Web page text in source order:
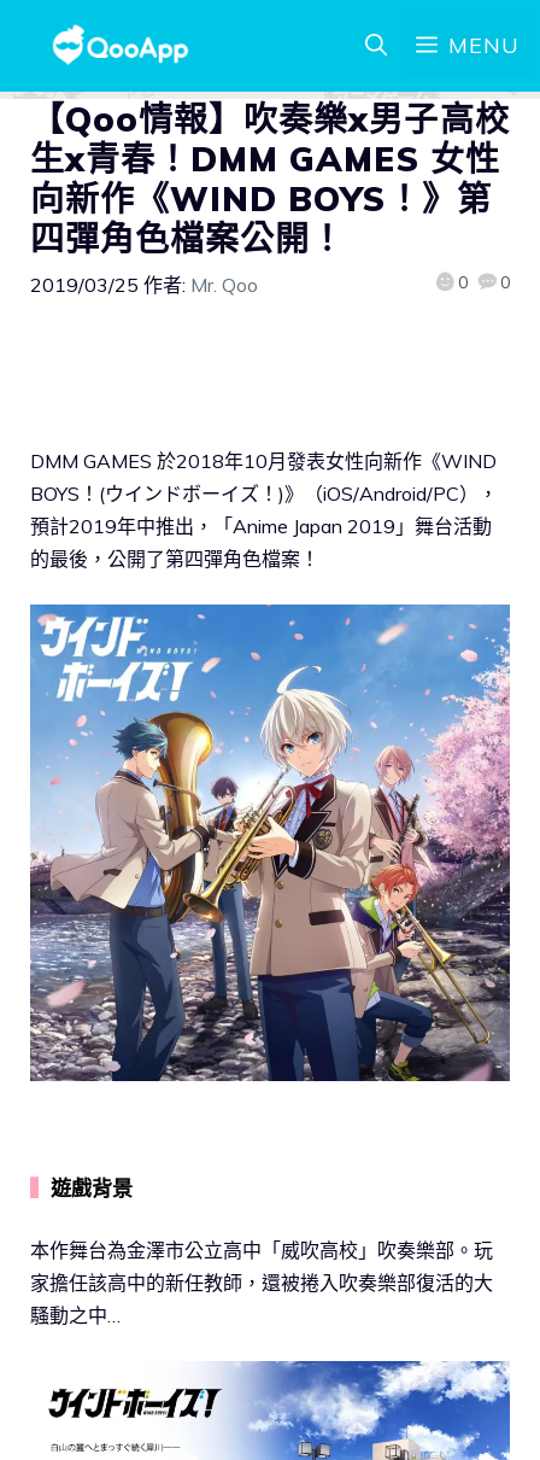
MENU
【Qoo情報】吹奏樂x男子高校
生x青春！DMM GAMES 女性
向新作《WIND BOYS！》第
四彈角色檔案公開！
2019/03/25 作者: Mr. Qoo 0 0
DMM GAMES 於2018年10月發表女性向新作《WIND
BOYS！(ウインドボーイズ！)》（iOS/Android/PC），
預計2019年中推出，「Anime Japan 2019」舞台活動
的最後，公開了第四彈角色檔案！
遊戲背景
本作舞台為金澤市公立高中「威吹高校」吹奏樂部。玩
家擔任該高中的新任教師，還被捲入吹奏樂部復活的大
騷動之中…